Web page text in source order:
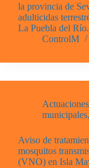
la provincia de
adulticidas
La Puebla del
ControlM
municipales,
Aviso de
mosquitos
(VNO) en Isla